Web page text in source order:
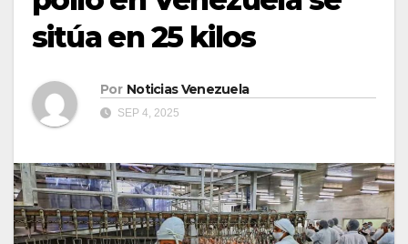
sitúa en 25 kilos
Por Noticias Venezuela
SEP 4, 2025